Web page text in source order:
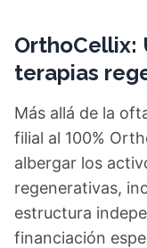
OrthoCellix:
terapias
Más allá de la
filial al 100%
albergar los
regenerativas,
estructura
financiación